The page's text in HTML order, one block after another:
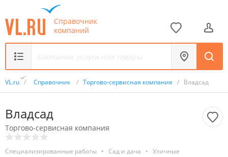
Справочник
компаний
VL.ru / Справочник / Торгово-сервисная компания / Владсад
Владсад
Торгово-сервисная компания
Специализированные работы • Сад и дача • Уличные